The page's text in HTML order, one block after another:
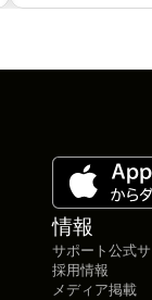
情報
サポート公式サ
採用情報
メディア掲載